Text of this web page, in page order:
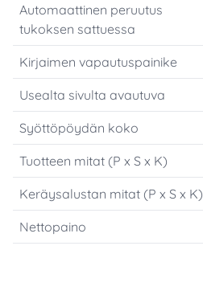
Automaattinen peruutus
tukoksen sattuessa
Kirjaimen vapautuspainike
Usealta sivulta avautuva
Syöttöpöydän koko
Tuotteen mitat (P x S x K)
Keräysalustan mitat (P x S x K)
Nettopaino